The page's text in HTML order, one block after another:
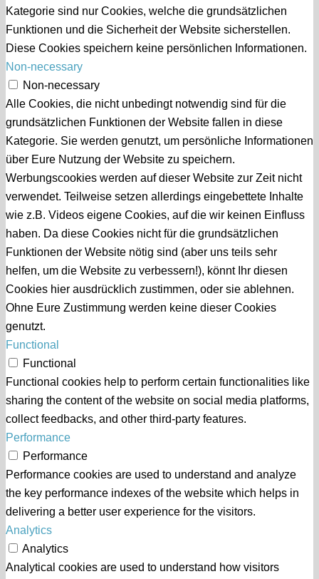
Kategorie sind nur Cookies, welche die grundsätzlichen
Funktionen und die Sicherheit der Website sicherstellen.
Diese Cookies speichern keine persönlichen Informationen.
Non-necessary
Non-necessary
Alle Cookies, die nicht unbedingt notwendig sind für die
grundsätzlichen Funktionen der Website fallen in diese
Kategorie. Sie werden genutzt, um persönliche Informationen
über Eure Nutzung der Website zu speichern.
Werbungscookies werden auf dieser Website zur Zeit nicht
verwendet. Teilweise setzen allerdings eingebettete Inhalte
wie z.B. Videos eigene Cookies, auf die wir keinen Einfluss
haben. Da diese Cookies nicht für die grundsätzlichen
Funktionen der Website nötig sind (aber uns teils sehr
helfen, um die Website zu verbessern!), könnt Ihr diesen
Cookies hier ausdrücklich zustimmen, oder sie ablehnen.
Ohne Eure Zustimmung werden keine dieser Cookies
genutzt.
Functional
Functional
Functional cookies help to perform certain functionalities like
sharing the content of the website on social media platforms,
collect feedbacks, and other third-party features.
Performance
Performance
Performance cookies are used to understand and analyze
the key performance indexes of the website which helps in
delivering a better user experience for the visitors.
Analytics
Analytics
Analytical cookies are used to understand how visitors